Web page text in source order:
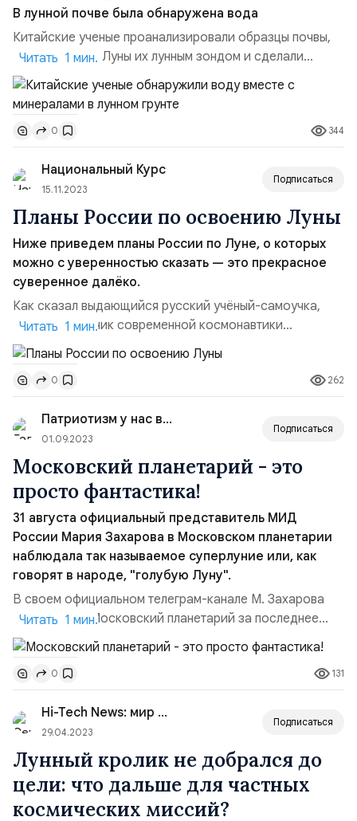
В лунной почве была обнаружена вода
Китайские ученые проанализировали образцы почвы,
привезённые с Луны их лунным зондом и сделали
важное открытие: в почве была обнаружена вода
вместе с минералами. Об этом сообщает CNN. Хотя
находка воды на Луне не является чем‑то новым —
космические аппараты НАСА и Индии также сообщали
о наличии воды на её поверхности, а китайские
исследователи...
Читать 1 мин.
0 344
Национальный Курс
15.11.2023
Подписаться
Планы России по освоению Луны
Ниже приведем планы России по Луне, о которых
можно с уверенностью сказать — это прекрасное
суверенное далёко.
Как сказал выдающийся русский учёный-самоучка,
основоположник современной космонавтики
Константин Эдуардович Циолковский в далёком
1912 году:Человечество не останется вечно на земле,
но в погоне за светом и пространством сначала робко
проникнет за пределы атмосферы, а затем завоюет
себе все околосолнечное пространство.Итак, что же и
в каком году Ро...
Читать 1 мин.
0 262
Патриотизм у нас в крови
01.09.2023
Подписаться
Московский планетарий - это
просто фантастика!
31 августа официальный представитель МИД
России Мария Захарова в Московском планетарии
наблюдала так называемое суперлуние или, как
говорят в народе, "голубую Луну".
В своем официальном телеграм-канале М. Захарова
написала: “Московский планетарий за последнее
время преобразился до неузнаваемости. Всё сделано
руками отечественных умельцев. Импортозамещение в
действии. Почти всё можно потрогать, увидеть вживую,
покрутить и повертеть. Экскурсоводы,
профессионально подкованные в астрономии,
настолько артист...
Читать 1 мин.
0 131
Hi-Tech News: мир технологий
29.04.2023
Подписаться
Лунный кролик не добрался до
цели: что дальше для частных
космических миссий?